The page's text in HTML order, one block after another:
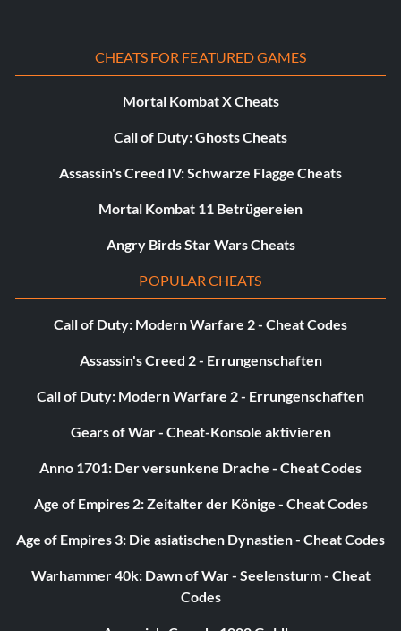
CHEATS FOR FEATURED GAMES
Mortal Kombat X Cheats
Call of Duty: Ghosts Cheats
Assassin's Creed IV: Schwarze Flagge Cheats
Mortal Kombat 11 Betrügereien
Angry Birds Star Wars Cheats
POPULAR CHEATS
Call of Duty: Modern Warfare 2 - Cheat Codes
Assassin's Creed 2 - Errungenschaften
Call of Duty: Modern Warfare 2 - Errungenschaften
Gears of War - Cheat-Konsole aktivieren
Anno 1701: Der versunkene Drache - Cheat Codes
Age of Empires 2: Zeitalter der Könige - Cheat Codes
Age of Empires 3: Die asiatischen Dynastien - Cheat Codes
Warhammer 40k: Dawn of War - Seelensturm - Cheat
Codes